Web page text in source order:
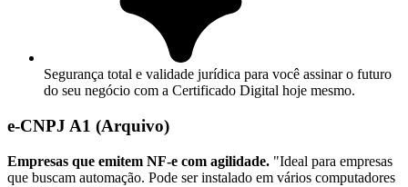
Segurança total e validade jurídica para você assinar o futuro
do seu negócio com a Certificado Digital hoje mesmo.
e-CNPJ A1 (Arquivo)
Empresas que emitem NF-e com agilidade. "Ideal para empresas
que buscam automação. Pode ser instalado em vários computadores